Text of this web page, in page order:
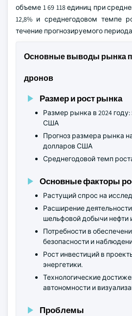
объеме 1 69 118 единиц при
12,8% и среднегодовом темпе
течение прогнозируемого периода
Основные выводы рынка
дронов
Размер и рост рынка
Размер рынка в 2024
США
Прогноз размера рынка
долларов США
Среднегодовой темп роста
Основные факторы
Растущий спрос на
Расширение
шельфовой добычи нефти
Потребности в
безопасности и
Рост инвестиций в
энергетики.
Технологические
автономности и
Проблемы